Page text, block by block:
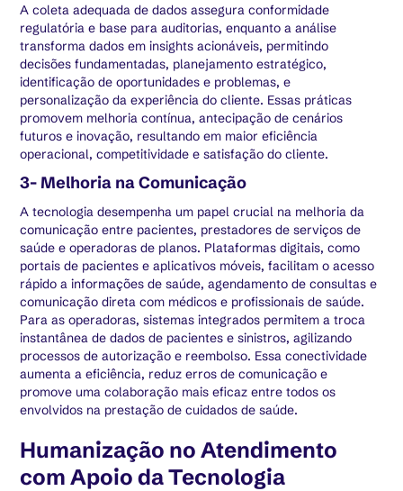
A coleta adequada de dados assegura conformidade
regulatória e base para auditorias, enquanto a análise
transforma dados em insights acionáveis, permitindo
decisões fundamentadas, planejamento estratégico,
identificação de oportunidades e problemas, e
personalização da experiência do cliente. Essas práticas
promovem melhoria contínua, antecipação de cenários
futuros e inovação, resultando em maior eficiência
operacional, competitividade e satisfação do cliente.
3- Melhoria na Comunicação
A tecnologia desempenha um papel crucial na melhoria da
comunicação entre pacientes, prestadores de serviços de
saúde e operadoras de planos. Plataformas digitais, como
portais de pacientes e aplicativos móveis, facilitam o acesso
rápido a informações de saúde, agendamento de consultas e
comunicação direta com médicos e profissionais de saúde.
Para as operadoras, sistemas integrados permitem a troca
instantânea de dados de pacientes e sinistros, agilizando
processos de autorização e reembolso. Essa conectividade
aumenta a eficiência, reduz erros de comunicação e
promove uma colaboração mais eficaz entre todos os
envolvidos na prestação de cuidados de saúde.
Humanização no Atendimento
com Apoio da Tecnologia